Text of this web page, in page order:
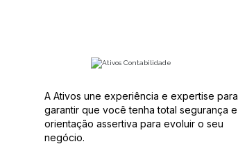
A Ativos une experiência e expertise para
garantir que você tenha total segurança e
orientação assertiva para evoluir o seu
negócio.